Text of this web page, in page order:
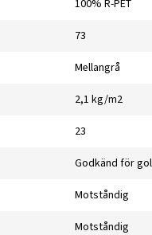
100% R-PET
73
Mellangrå
2,1 kg/m2
23
Godkänd för
Motståndig
Motståndig